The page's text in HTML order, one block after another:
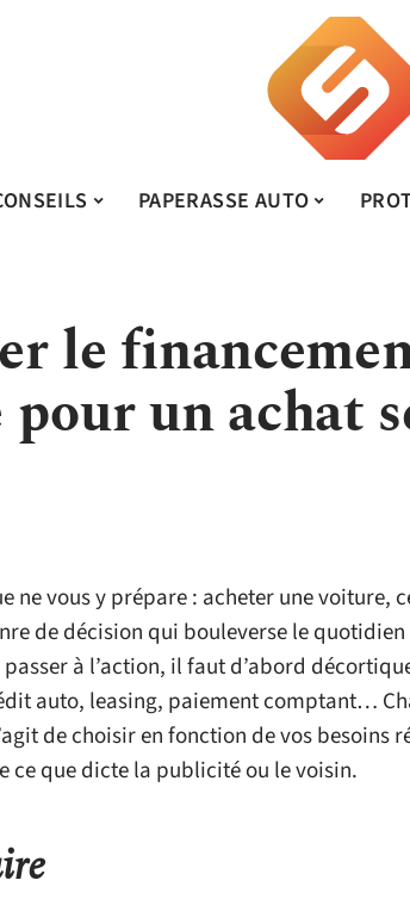
PAPERASSE AUTO
le
un achat
ne vous y prépare : acheter une voiture,
de décision qui bouleverse le
passer à l’action, il faut d’abord
auto, leasing, paiement comptant…
de choisir en fonction de vos besoins
ce que dicte la publicité ou le voisin.